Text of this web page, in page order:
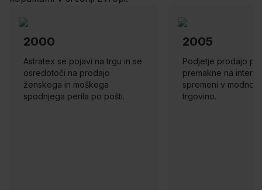
2000
Astratex se pojavi na trgu in se
osredotoči na prodajo
ženskega in moškega
spodnjega perila po pošti.
2005
Podjetje prodajo po
premakne na
spremeni v modno
trgovino.